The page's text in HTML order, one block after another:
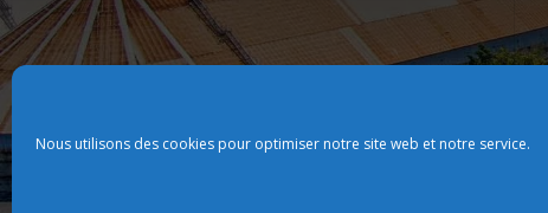
Nous utilisons des cookies pour optimiser notre site web et notre service.